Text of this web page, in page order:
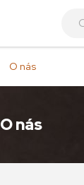
O nás
O nás